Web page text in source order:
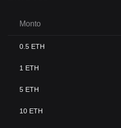
Monto
0.5 ETH
1 ETH
5 ETH
10 ETH